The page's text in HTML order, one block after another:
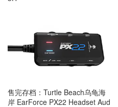
售完存档：Turtle Beach乌龟海
岸 EarForce PX22 Headset Aud